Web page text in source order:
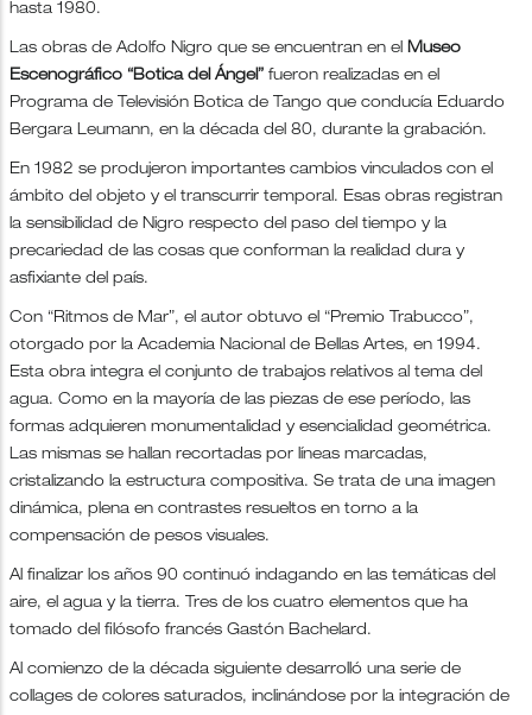
hasta 1980.
Las obras de Adolfo Nigro que se encuentran en el Museo
Escenográfico “Botica del Ángel” fueron realizadas en el
Programa de Televisión Botica de Tango que conducía Eduardo
Bergara Leumann, en la década del 80, durante la grabación.
En 1982 se produjeron importantes cambios vinculados con el
ámbito del objeto y el transcurrir temporal. Esas obras registran
la sensibilidad de Nigro respecto del paso del tiempo y la
precariedad de las cosas que conforman la realidad dura y
asfixiante del país.
Con “Ritmos de Mar”, el autor obtuvo el “Premio Trabucco”,
otorgado por la Academia Nacional de Bellas Artes, en 1994.
Esta obra integra el conjunto de trabajos relativos al tema del
agua. Como en la mayoría de las piezas de ese período, las
formas adquieren monumentalidad y esencialidad geométrica.
Las mismas se hallan recortadas por líneas marcadas,
cristalizando la estructura compositiva. Se trata de una imagen
dinámica, plena en contrastes resueltos en torno a la
compensación de pesos visuales.
Al finalizar los años 90 continuó indagando en las temáticas del
aire, el agua y la tierra. Tres de los cuatro elementos que ha
tomado del filósofo francés Gastón Bachelard.
Al comienzo de la década siguiente desarrolló una serie de
collages de colores saturados, inclinándose por la integración de